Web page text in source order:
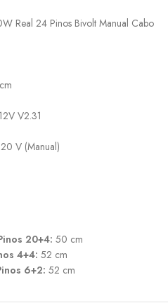
Real 24 Pinos Bivolt Manual Cabo
V2.31
V (Manual)
20+4: 50 cm
4+4: 52 cm
6+2: 52 cm